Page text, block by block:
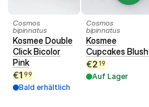
Cosmos
bipinnatus
Kosmee Double
Click Bicolor
Pink
€1 99
Bald erhältlich
Cosmos
bipinnatus
Kosmee
Cupcakes Blush
€2 19
Auf Lager